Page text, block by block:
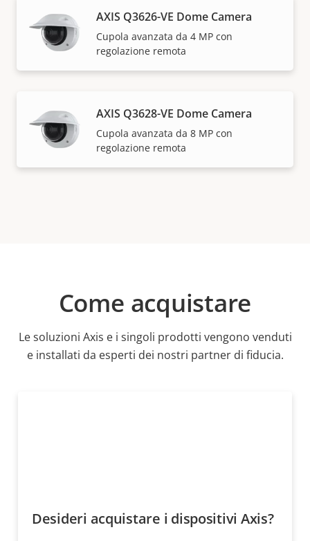
AXIS Q3626-VE Dome Camera
Cupola avanzata da 4 MP con
regolazione remota
AXIS Q3628-VE Dome Camera
Cupola avanzata da 8 MP con
regolazione remota
Come acquistare
Le soluzioni Axis e i singoli prodotti vengono venduti
e installati da esperti dei nostri partner di fiducia.
Desideri acquistare i dispositivi Axis?